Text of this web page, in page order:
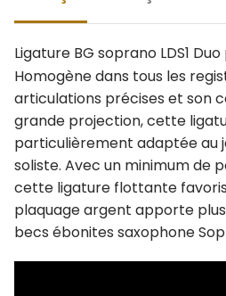
Ligature BG soprano LDS1
Homogène dans tous les
articulations précises et son
grande projection, cette
particulièrement adaptée au
soliste. Avec un minimum de
cette ligature flottante
plaquage argent apporte
becs ébonites saxophone